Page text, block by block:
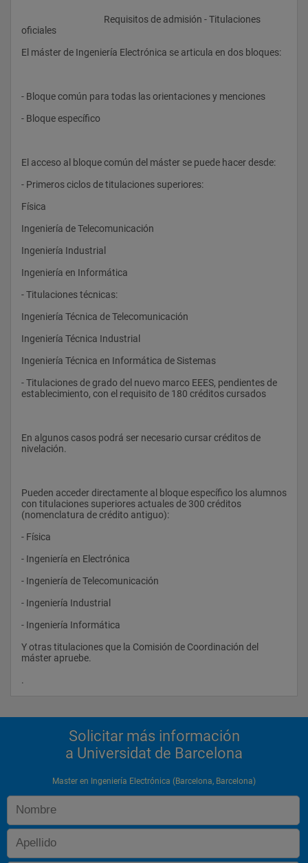
- la instrumentación;
- el procesamiento de información;
- sistemas electrónicos para la comunicación;
- sistemas electrónicos para el control de otros sistemas;
En las orientaciones de investigación el perfil de las
competencias tiene como objetivo general
- Tener una formación sólida en ingeniería electrónica,
concretada en un conocimiento profundo del diseño y
utilización de sistemas electrónicos para el control -
instrumentación - comunicaciones - procesamiento de
información.
- Capacidad de incidir en nuevos diseños y propuestas
innovadoras.
- Tener conocimientos bien fundamentados y actuales de la
tecnología microelectrónica y nanoelectrónica.
- Capacidad de incidir en el desarrollo y mejora de procesos
tecnológicos.
la aplicación directa del perfil general en los temas
relacionados con cada uno de ellos, es decir:
- Materiales y tecnología electrónicos.
- Sistemas de instrumentación y comunicaciones.
En cuanto al perfil de competencias transversales, el máster
debe cubrir los diferentes aspectos que actualmente se
establecen en la clasificación de competencias de acción
profesional (NINGUNO)
. Objetivos formativos
El máster presenta dos orientaciones: una orientación
profesional y una orientación de investigación con perfiles
correspondientes a tres líneas de investigación:
- Microsistemas, nanosistemas y transductores.
oficiales
El máster de Ingeniería Electrónica se articula en dos bloques:
- Bloque común para todas las orientaciones y menciones
- Bloque específico
El acceso al bloque común del máster se puede hacer desde:
- Primeros ciclos de titulaciones superiores:
Física
Ingeniería de Telecomunicación
Ingeniería Industrial
Ingeniería en Informática
- Titulaciones técnicas:
Ingeniería Técnica de Telecomunicación
Ingeniería Técnica Industrial
Ingeniería Técnica en Informática de Sistemas
- Titulaciones de grado del nuevo marco EEES, pendientes de
establecimiento, con el requisito de 180 créditos cursados
En algunos casos podrá ser necesario cursar créditos de
nivelación.
Pueden acceder directamente al bloque específico los alumnos
con titulaciones superiores actuales de 300 créditos
(nomenclatura de crédito antiguo):
- Física
- Ingeniería en Electrónica
- Ingeniería de Telecomunicación
- Ingeniería Industrial
- Ingeniería Informática
Y otras titulaciones que la Comisión de Coordinación del
máster apruebe.
.
Solicitar más información
a Universidat de Barcelona
Master en Ingeniería Electrónica (Barcelona, Barcelona)